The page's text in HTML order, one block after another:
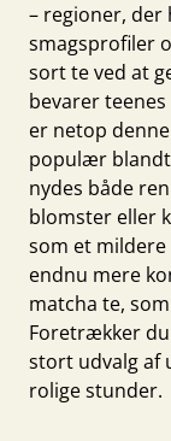
– regioner,
smagsprofiler
sort teved at
bevarer
er netop
populær blandt
nydes både
blomster eller
som et
endnu mere
matcha te,
Foretrækker
stort udvalg af
rolige stunder.